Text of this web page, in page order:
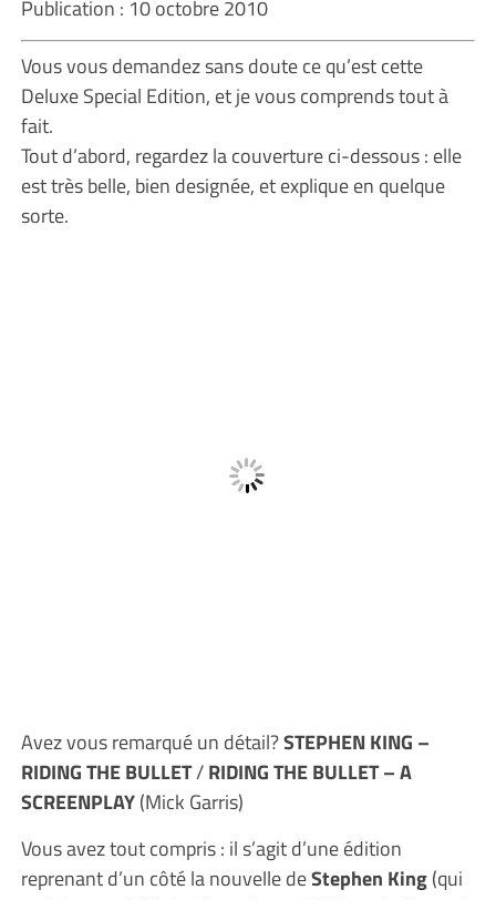
Publication : 10 octobre 2010
Vous vous demandez sans doute ce qu’est cette
Deluxe Special Edition, et je vous comprends tout à
fait.
Tout d’abord, regardez la couverture ci-dessous : elle
est très belle, bien designée, et explique en quelque
sorte.
Avez vous remarqué un détail?STEPHEN KING –
RIDING THE BULLET/RIDING THE BULLET – A
SCREENPLAY(Mick Garris)
Vous avez tout compris : il s’agit d’une édition
reprenant d’un côté la nouvelle deStephen King(qui